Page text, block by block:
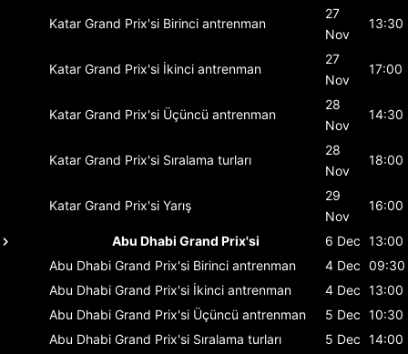
Katar Grand Prix'si Birinci antrenman
27
Nov
13:30
Katar Grand Prix'si İkinci antrenman
27
Nov
17:00
Katar Grand Prix'si Üçüncü antrenman
28
Nov
14:30
Katar Grand Prix'si Sıralama turları
28
Nov
18:00
Katar Grand Prix'si Yarış
29
Nov
16:00
Abu Dhabi Grand Prix'si 6 Dec 13:00
Abu Dhabi Grand Prix'si Birinci antrenman 4 Dec 09:30
Abu Dhabi Grand Prix'si İkinci antrenman 4 Dec 13:00
Abu Dhabi Grand Prix'si Üçüncü antrenman 5 Dec 10:30
Abu Dhabi Grand Prix'si Sıralama turları 5 Dec 14:00